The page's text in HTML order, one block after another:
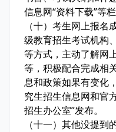
信息网“资料下载”等
（十）考生网上报
级教育招生考试机构
等方式，主动了解网
等，积极配合完成相
息和政策如果有变化
究生招生信息网和官
招生办公室”发布。
（十一）其他没提到